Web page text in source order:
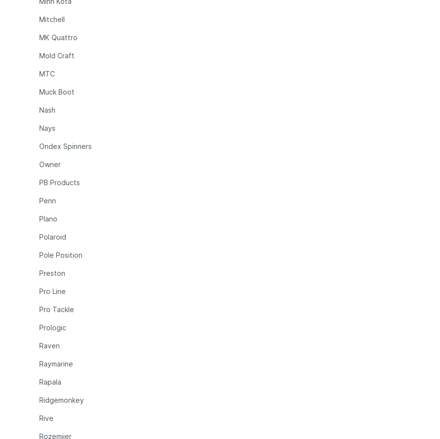
Mitchell
MK Quattro
Mold Craft
MTC
Muck Boot
Nash
Nays
Ondex Spinners
Owner
PB Products
Penn
Plano
Polaroid
Pole Position
Preston
Pro Line
Pro Tackle
Prologic
Raven
Raymarine
Rapala
Ridgemonkey
Rive
Rozemijer